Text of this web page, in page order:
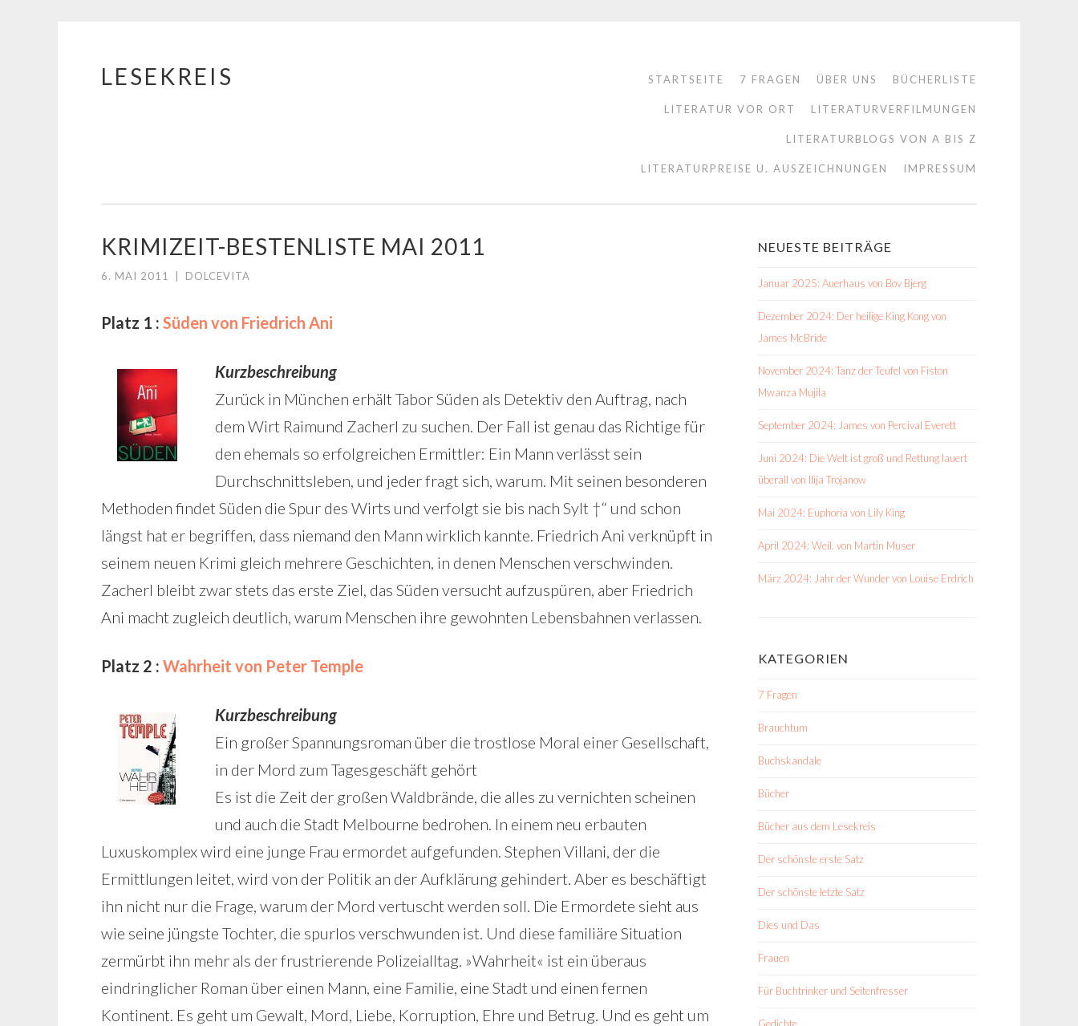
Springe
LESEKREIS STARTSEITE 7 FRAGEN ÜBER UNS BÜCHERLISTE
LITERATUR VOR ORT LITERATURVERFILMUNGEN
LITERATURBLOGS VON A BIS Z
LITERATURPREISE U. AUSZEICHNUNGEN IMPRESSUM
KRIMIZEIT-BESTENLISTE MAI 2011
6. MAI 2011 DOLCEVITA
Platz 1 : Süden von Friedrich Ani
Kurzbeschreibung
Zurück in München erhält Tabor Süden als Detektiv den Auftrag, nach
dem Wirt Raimund Zacherl zu suchen. Der Fall ist genau das Richtige für
den ehemals so erfolgreichen Ermittler: Ein Mann verlässt sein
Durchschnittsleben, und jeder fragt sich, warum. Mit seinen besonderen
Methoden findet Süden die Spur des Wirts und verfolgt sie bis nach Sylt †“ und schon
längst hat er begriffen, dass niemand den Mann wirklich kannte. Friedrich Ani verknüpft in
seinem neuen Krimi gleich mehrere Geschichten, in denen Menschen verschwinden.
Zacherl bleibt zwar stets das erste Ziel, das Süden versucht aufzuspüren, aber Friedrich
Ani macht zugleich deutlich, warum Menschen ihre gewohnten Lebensbahnen verlassen.
Platz 2 : Wahrheit von Peter Temple
Kurzbeschreibung
Ein großer Spannungsroman über die trostlose Moral einer Gesellschaft,
in der Mord zum Tagesgeschäft gehört
Es ist die Zeit der großen Waldbrände, die alles zu vernichten scheinen
und auch die Stadt Melbourne bedrohen. In einem neu erbauten
Luxuskomplex wird eine junge Frau ermordet aufgefunden. Stephen Villani, der die
Ermittlungen leitet, wird von der Politik an der Aufklärung gehindert. Aber es beschäftigt
ihn nicht nur die Frage, warum der Mord vertuscht werden soll. Die Ermordete sieht aus
wie seine jüngste Tochter, die spurlos verschwunden ist. Und diese familiäre Situation
zermürbt ihn mehr als der frustrierende Polizeialltag. »Wahrheit« ist ein überaus
eindringlicher Roman über einen Mann, eine Familie, eine Stadt und einen fernen
Kontinent. Es geht um Gewalt, Mord, Liebe, Korruption, Ehre und Betrug. Und es geht um
NEUESTE BEITRÄGE
Januar 2025: Auerhaus von Bov Bjerg
Dezember 2024: Der heilige King Kong von
James McBride
November 2024: Tanz der Teufel von Fiston
Mwanza Mujila
September 2024: James von Percival Everett
Juni 2024: Die Welt ist groß und Rettung lauert
überall von Ilija Trojanow
Mai 2024: Euphoria von Lily King
April 2024: Weil. von Martin Muser
März 2024: Jahr der Wunder von Louise Erdrich
KATEGORIEN
7 Fragen
Brauchtum
Buchskandale
Bücher
Bücher aus dem Lesekreis
Der schönste erste Satz
Der schönste letzte Satz
Dies und Das
Frauen
Für Buchtrinker und Seitenfresser